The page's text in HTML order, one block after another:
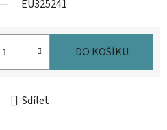
EU325241
DO KOŠÍKU
Sdílet